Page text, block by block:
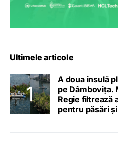
Ultimele articole
A doua insulă
pe Dâmbovița.
Regie filtrează
pentru păsări